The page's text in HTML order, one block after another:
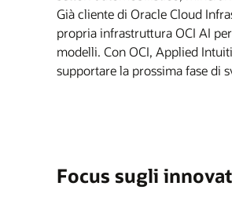
Già cliente di Oracle Cloud
propria infrastruttura OCI AI
modelli. Con OCI, Applied
supportare la prossima fase di
Focus sugli